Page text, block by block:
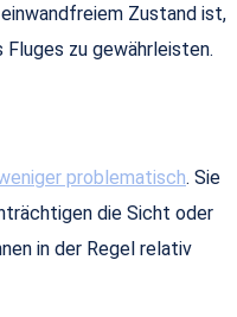
Zustand ist,
zu gewährleisten.
problematisch. Sie
die Sicht oder
in der Regel relativ